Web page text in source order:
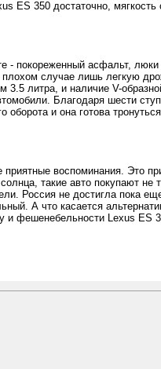
ES 350 достаточно, мягкость
- покореженный асфальт,
случае лишь легкую
литра, и наличие V-
Благодаря шести
и она готова
воспоминания. Это
такие авто покупают не
Россия не достигла пока
А что касается
и фешенебельности Lexus ES